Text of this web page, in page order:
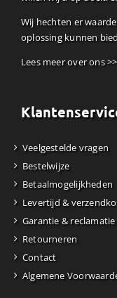
Wij hechten er
oplossing kunnen
Lees meer over ons
Veelgestelde vragen
Bestelwijze
Betaalmogelijkheden
Levertijd &
Garantie & reclamatie
Retourneren
Contact
Algemene